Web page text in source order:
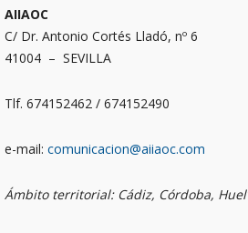
AIIAOC
C/ Dr. Antonio Cortés Lladó, nº 6
41004 – SEVILLA
Tlf. 674152462 / 674152490
e-mail: comunicacion@aiiaoc.com
Ámbito territorial: Cádiz, Córdoba,